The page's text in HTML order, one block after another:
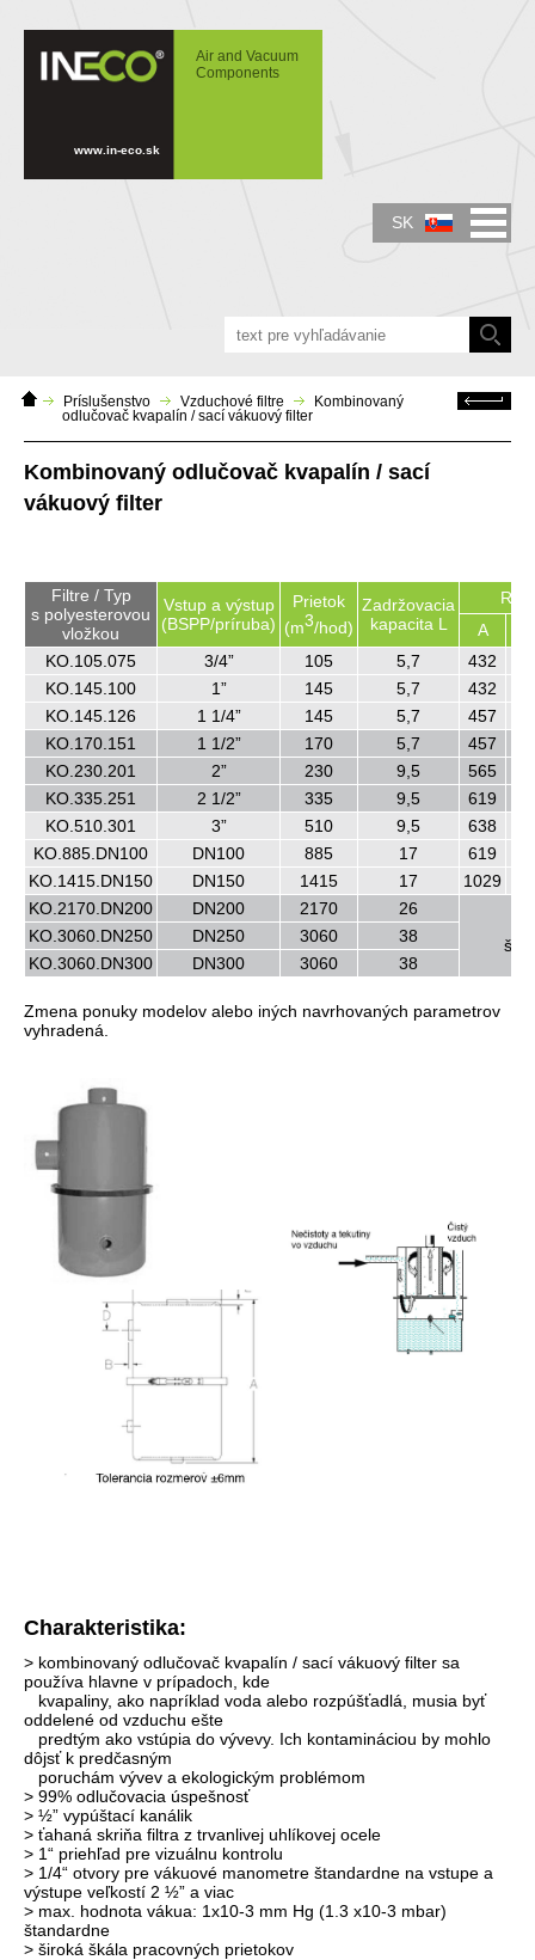
Kombinovaný odlučovač kvapalín / sací
vákuový filter
Air and Vacuum
Components
www.in-eco.sk
Domáca
stránka
Príslušenstvo Vzduchové filtre
Kombinovaný
odlučovač kvapalín / sací vákuový filter
Späť
Kombinovaný odlučovač kvapalín / sací
vákuový filter
Filtre / Typ
s polyesterovou
vložkou
Vstup a výstup
(BSPP/príruba)
Prietok
(m3/hod)
Zadržovacia
kapacita L
A
KO.105.075
3/4” 105 5,7 432
KO.145.100
1” 145 5,7 432
KO.145.126
1 1/4” 145 5,7 457
KO.170.151
1 1/2” 170 5,7 457
KO.230.201
2” 230 9,5 565
KO.335.251
2 1/2” 335 9,5 619
KO.510.301
3” 510 9,5 638
KO.885.DN100
DN100 885 17 619
KO.1415.DN150
DN150 1415 17 1029
KO.2170.DN200
DN200 2170
26
KO.3060.DN250 DN250 3060
38
KO.3060.DN300
DN300 3060 38
Zmena ponuky modelov alebo iných navrhovaných parametrov
vyhradená.
Charakteristika:
> kombinovaný odlučovač kvapalín / sací vákuový filter sa
používa hlavne v prípadoch, kde
kvapaliny, ako napríklad voda alebo rozpúšťadlá, musia byť
oddelené od vzduchu ešte
predtým ako vstúpia do vývevy. Ich kontamináciou by mohlo
dôjsť k predčasným
poruchám vývev a ekologickým problémom
> 99% odlučovacia úspešnosť
> ½” vypúštací kanálik
> ťahaná skriňa filtra z trvanlivej uhlíkovej ocele
> 1“ priehľad pre vizuálnu kontrolu
> 1/4“ otvory pre vákuové manometre štandardne na vstupe a
výstupe veľkostí 2 ½” a viac
> max. hodnota vákua: 1x10-3 mm Hg (1.3 x10-3 mbar)
štandardne
> široká škála pracovných prietokov
SK